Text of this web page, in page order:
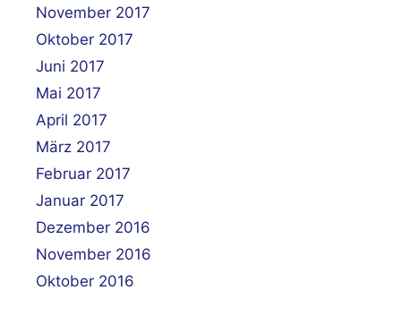
November 2017
Oktober 2017
Juni 2017
Mai 2017
April 2017
März 2017
Februar 2017
Januar 2017
Dezember 2016
November 2016
Oktober 2016